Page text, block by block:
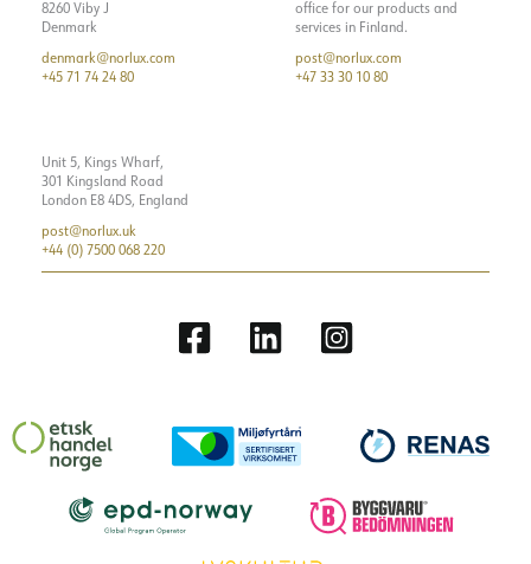
8260 Viby J
Denmark
denmark@norlux.com
+45 71 74 24 80
office for our products and
services in Finland.
post@norlux.com
+47 33 30 10 80
Unit 5, Kings Wharf,
301 Kingsland Road
London E8 4DS, England
post@norlux.uk
+44 (0) 7500 068 220